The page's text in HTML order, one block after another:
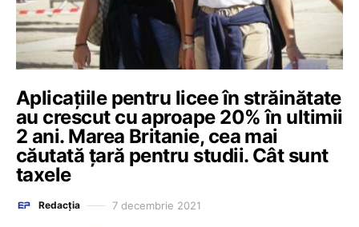
Aplicațiile pentru licee în străinătate
au crescut cu aproape 20% în ultimii
2 ani. Marea Britanie, cea mai
căutată țară pentru studii. Cât sunt
taxele
Redacția 7 decembrie 2021